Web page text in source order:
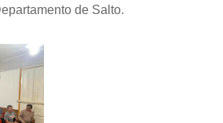
de Salto.